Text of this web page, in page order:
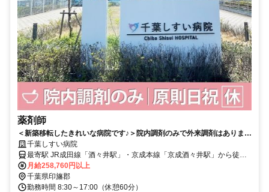
薬剤師
＜新築移転したきれいな病院です♪＞院内調剤のみで外来調剤はありませ
ん★住宅手当の支給あり！17:00終業◆原則日祝休み！駅より徒歩10分
★車通勤OK♪【印旛郡、病院、酒々井駅・京成酒々井駅、薬剤師、正職
員】
千葉しすい病院
最寄駅 JR成田線「酒々井駅」・京成本線「京成酒々井駅」から徒歩
約10分
月給258,760円以上
千葉県印旛郡
勤務時間 8:30～17:00（休憩60分）